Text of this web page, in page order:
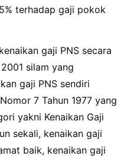
terhadap gaji pokok
gaji PNS secara
silam yang
gaji PNS sendiri
7 Tahun 1977 yang
yakni Kenaikan Gaji
sekali, kenaikan gaji
baik, kenaikan gaji